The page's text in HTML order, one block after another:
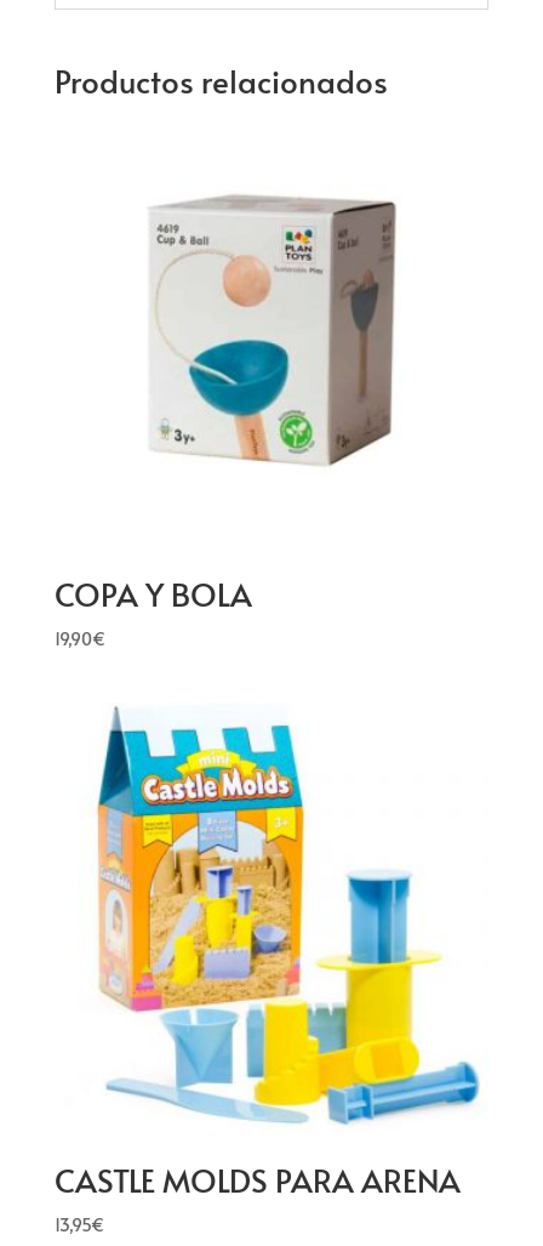
Productos relacionados
COPA Y BOLA
19,90€
CASTLE MOLDS PARA ARENA
13,95€